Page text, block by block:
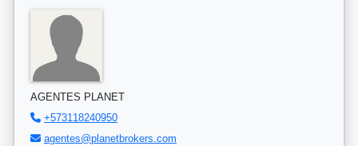
AGENTES PLANET
+573118240950
agentes@planetbrokers.com